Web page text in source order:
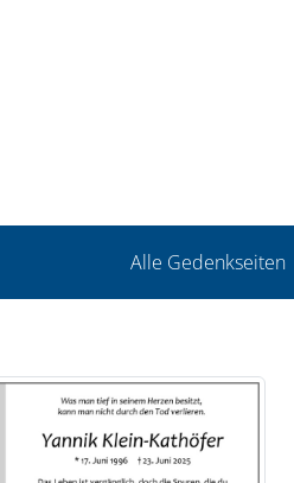
Alle Gedenkseiten